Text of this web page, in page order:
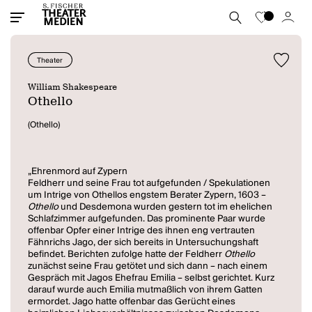
Theater
William Shakespeare
Othello
(Othello)
„Ehrenmord auf Zypern
Feldherr und seine Frau tot aufgefunden / Spekulationen
um Intrige von Othellos engstem Berater Zypern, 1603 –
Othellound Desdemona wurden gestern tot im ehelichen
Schlafzimmer aufgefunden. Das prominente Paar wurde
offenbar Opfer einer Intrige des ihnen eng vertrauten
Fähnrichs Jago, der sich bereits in Untersuchungshaft
befindet. Berichten zufolge hatte der FeldherrOthello
zunächst seine Frau getötet und sich dann – nach einem
Gespräch mit Jagos Ehefrau Emilia – selbst gerichtet. Kurz
darauf wurde auch Emilia mutmaßlich von ihrem Gatten
ermordet. Jago hatte offenbar das Gerücht eines